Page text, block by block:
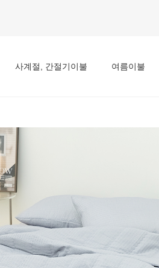
사계절, 간절기이불 여름이불